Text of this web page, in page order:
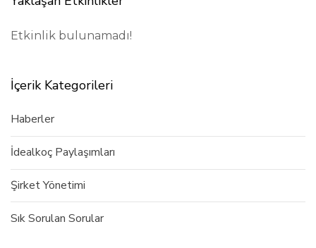
Etkinlik bulunamadı!
İçerik Kategorileri
Haberler
İdealkoç Paylaşımları
Şirket Yönetimi
Sık Sorulan Sorular